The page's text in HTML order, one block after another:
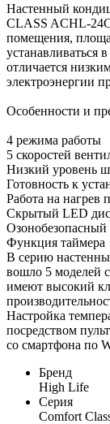
Настенный
CLASS ACHL-
помещения,
устанавливаться
отличается
электроэнергии
Особенности и
4 режима работы
5 скоростей
Низкий уровень
Готовность к
Работа на нагрев
Скрытый LED
Озонобезопасный
Функция таймера
В серию
вошло 5 моделей
имеют высокий
Настройка
посредством
со смартфона по
Бренд
High Life
Серия
Comfort